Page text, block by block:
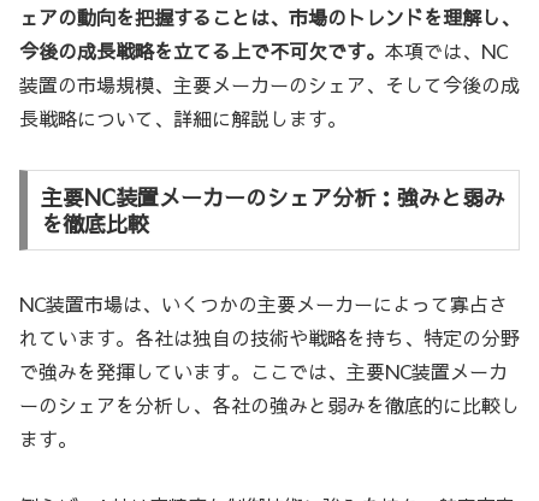
ェアの動向を把握することは、市場のトレンドを理解し、
今後の成長戦略を立てる上で不可欠です。 本項では、NC
装置の市場規模、主要メーカーのシェア、そして今後の成
長戦略について、詳細に解説します。
主要NC装置メーカーのシェア分析：強みと弱み
を徹底比較
NC装置市場は、いくつかの主要メーカーによって寡占さ
れています。各社は独自の技術や戦略を持ち、特定の分野
で強みを発揮しています。ここでは、主要NC装置メーカ
ーのシェアを分析し、各社の強みと弱みを徹底的に比較し
ます。